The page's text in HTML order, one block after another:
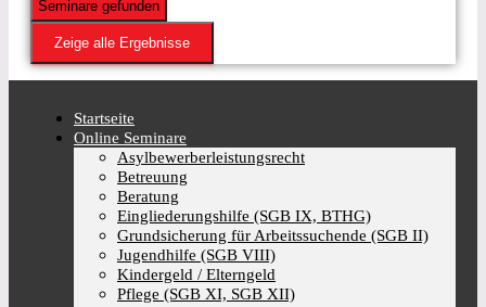
Seminare gefunden
Zeige alle Ergebnisse
Startseite
Online Seminare
Asylbewerberleistungsrecht
Betreuung
Beratung
Eingliederungshilfe (SGB IX, BTHG)
Grundsicherung für Arbeitssuchende (SGB II)
Jugendhilfe (SGB VIII)
Kindergeld / Elterngeld
Pflege (SGB XI, SGB XII)